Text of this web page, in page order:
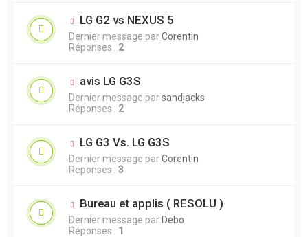
LG G2 vs NEXUS 5
Dernier message parCorentin
Réponses : 2
avis LG G3S
Dernier message parsandjacks
Réponses : 2
LG G3 Vs. LG G3S
Dernier message parCorentin
Réponses : 3
Bureau et applis ( RESOLU )
Dernier message parDebo
Réponses : 1